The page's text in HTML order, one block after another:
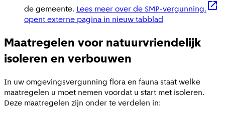
de gemeente. Lees meer over de SMP-vergunning.
opent externe pagina in nieuw tabblad
Maatregelen voor natuurvriendelijk
isoleren en verbouwen
In uw omgevingsvergunning flora en fauna staat welke
maatregelen u moet nemen voordat u start met isoleren.
Deze maatregelen zijn onder te verdelen in: